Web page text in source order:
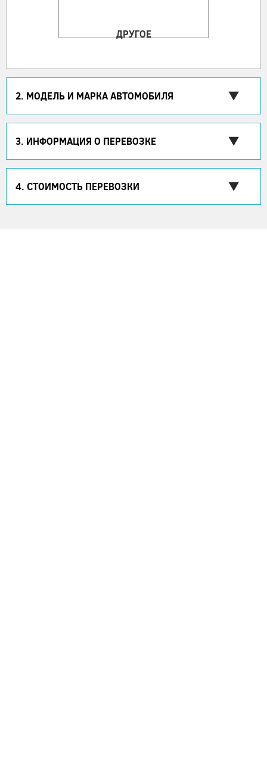
ДРУГОЕ
2. МОДЕЛЬ И МАРКА АВТОМОБИЛЯ
3. ИНФОРМАЦИЯ О ПЕРЕВОЗКЕ
4. СТОИМОСТЬ ПЕРЕВОЗКИ